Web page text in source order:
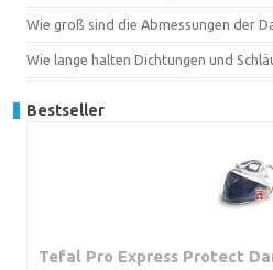
Wie groß sind die Abmessungen der
Wie lange halten Dichtungen und
Bestseller
Tefal Pro Express Protect